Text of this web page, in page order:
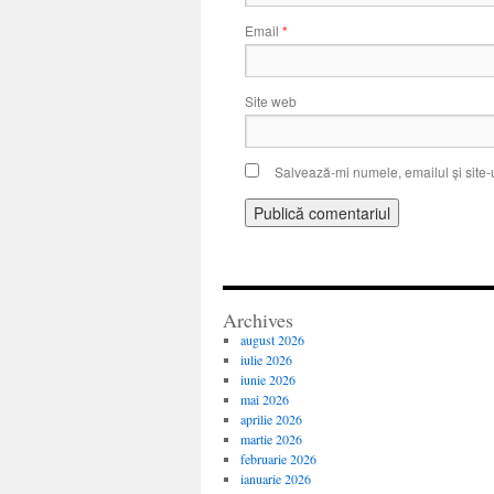
Email *
Site web
Salvează-mi numele, emailul și
Archives
august 2026
iulie 2026
iunie 2026
mai 2026
aprilie 2026
martie 2026
februarie 2026
ianuarie 2026